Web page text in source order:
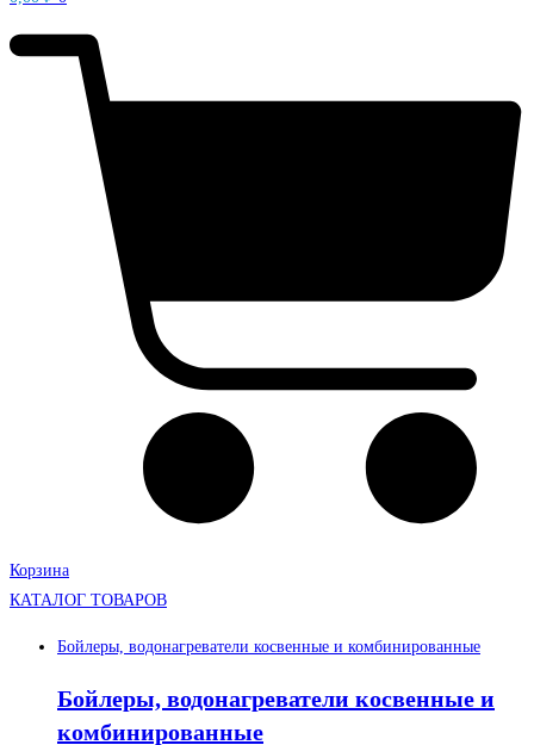
Корзина
КАТАЛОГ ТОВАРОВ
Бойлеры, водонагреватели косвенные и комбинированные
Бойлеры, водонагреватели косвенные и
комбинированные